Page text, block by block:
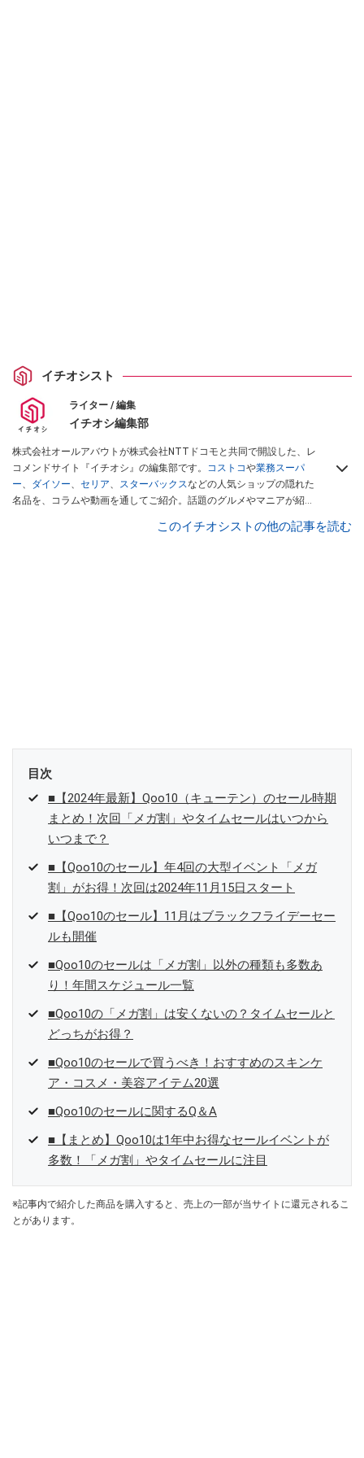
イチオシスト
ライター / 編集
イチオシ編集部
株式会社オールアバウトが株式会社NTTドコモと共同で開設した、レ
コメンドサイト『イチオシ』の編集部です。 コストコや業務スーパ
ー、 ダイソー、 セリア、 スターバックスなどの人気ショップの隠れた
名品を、コラムや動画を通してご紹介。話題のグルメやマニアが紹介
インフルエンサーが実際に使用してレビューしています。毎日トレン
このイチオシストの他の記事を読む
目次
■【2024年最新】Qoo10（キューテン）のセール時期
まとめ！次回「メガ割」やタイムセールはいつから
いつまで？
■【Qoo10のセール】年4回の大型イベント「メガ
割」がお得！次回は2024年11月15日スタート
■【Qoo10のセール】11月はブラックフライデーセー
ルも開催
■Qoo10のセールは「メガ割」以外の種類も多数あ
り！年間スケジュール一覧
■Qoo10の「メガ割」は安くないの？タイムセールと
どっちがお得？
■Qoo10のセールで買うべき！おすすめのスキンケ
ア・コスメ・美容アイテム20選
■Qoo10のセールに関するQ＆A
■【まとめ】Qoo10は1年中お得なセールイベントが
多数！「メガ割」やタイムセールに注目
※記事内で紹介した商品を購入すると、売上の一部が当サイトに還元されるこ
とがあります。